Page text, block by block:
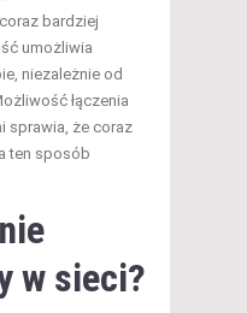
bardziej
umożliwia
niezależnie od
łączenia
sprawia, że coraz
ten sposób
w sieci?